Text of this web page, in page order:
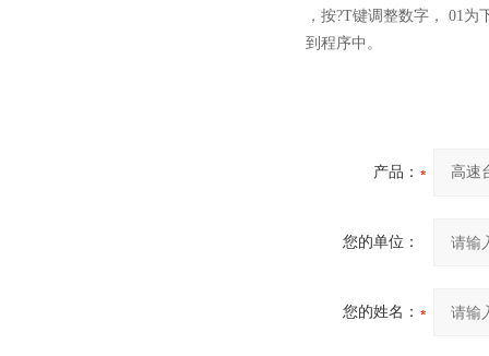
，按?T键调整数字， 01
到程序中。
产品：
您的单位：
您的姓名：